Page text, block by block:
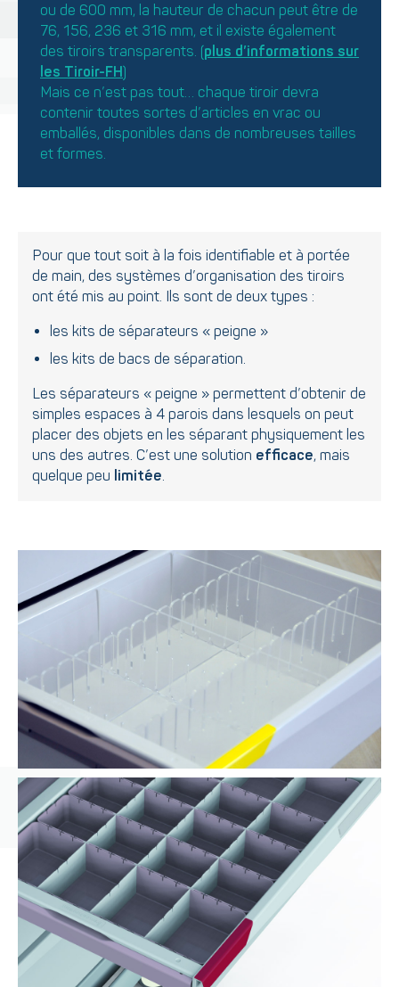
ou de 600 mm, la hauteur de chacun peut être de
76, 156, 236 et 316 mm, et il existe également
des tiroirs transparents. (plus d’informations sur
les Tiroir-FH)
Mais ce n’est pas tout… chaque tiroir devra
contenir toutes sortes d’articles en vrac ou
emballés, disponibles dans de nombreuses tailles
et formes.
Pour que tout soit à la fois identifiable et à portée
de main, des systèmes d’organisation des tiroirs
ont été mis au point. Ils sont de deux types :
les kits de séparateurs « peigne »
les kits de bacs de séparation.
Les séparateurs « peigne » permettent d’obtenir de
simples espaces à 4 parois dans lesquels on peut
placer des objets en les séparant physiquement les
uns des autres. C’est une solution efficace, mais
quelque peu limitée.